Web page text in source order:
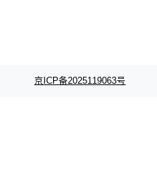
京ICP备2025119063号